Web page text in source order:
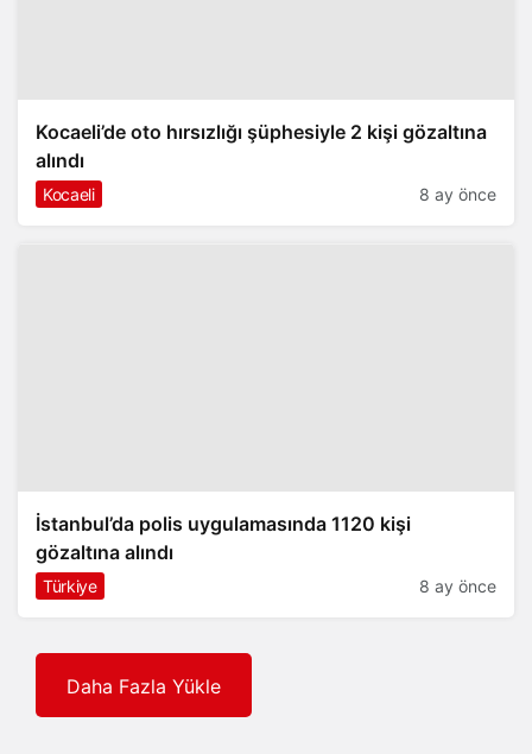
Kocaeli’de oto hırsızlığı şüphesiyle 2 kişi gözaltına
alındı
Kocaeli 8 ay önce
İstanbul’da polis uygulamasında 1120 kişi
gözaltına alındı
Türkiye 8 ay önce
Daha Fazla Yükle